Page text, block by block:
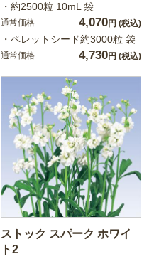
・約2500粒 10mL 袋
通常価格 4,070円 (税込)
・ペレットシード約3000粒 袋
通常価格 4,730円 (税込)
ストック スパーク ホワイ
ト2